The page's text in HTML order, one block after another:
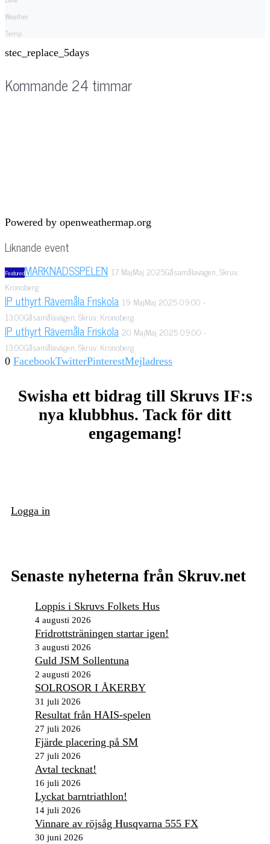
Weather
Temp
stec_replace_5days
Kommande 24 timmar
Powered by openweathermap.org
Liknande event
FeaturedMARKNADSSPELEN 17 MajMaj 2025Gåsamålavägen, Skruv,
Kronoberg
IP uthyrt Rävemåla Friskola 19 MajMaj 202509:00 -
13:00Gåsamålavägen, Skruv, Kronoberg
IP uthyrt Rävemåla Friskola 20 MajMaj 202509:00 -
13:00Gåsamålavägen, Skruv, Kronoberg
0 FacebookTwitterPinterestMejladress
Swisha ett bidrag till Skruvs IF:s
nya klubbhus. Tack för ditt
engagemang!
Logga in
Senaste nyheterna från Skruv.net
Loppis i Skruvs Folkets Hus
4 augusti 2026
Fridrottsträningen startar igen!
3 augusti 2026
Guld JSM Sollentuna
2 augusti 2026
SOLROSOR I ÅKERBY
31 juli 2026
Resultat från HAIS-spelen
27 juli 2026
Fjärde placering på SM
27 juli 2026
Avtal tecknat!
16 juli 2026
Lyckat barntriathlon!
14 juli 2026
Vinnare av röjsåg Husqvarna 555 FX
30 juni 2026